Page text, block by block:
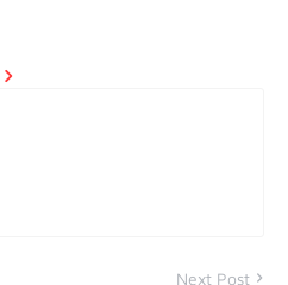
Next Post